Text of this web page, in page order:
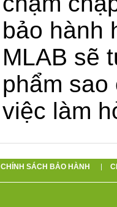
bảo hành
MLAB sẽ
phẩm
việc làm
CHÍNH SÁCH BẢO HÀNH